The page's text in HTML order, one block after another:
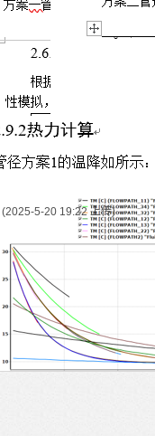
(2025-5-20 19:22 上传)